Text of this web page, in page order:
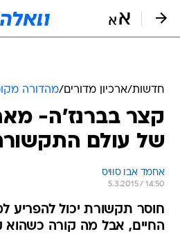
חדשות/ארכיון מדורים/מהדורה
קצר בברנז'ה-
של עולם
אחמד אבו סוויס
5.3.2015 / 14:50
חוסר תקשורת יכול להפריע
החיים, אבל מה קורה כשהוא